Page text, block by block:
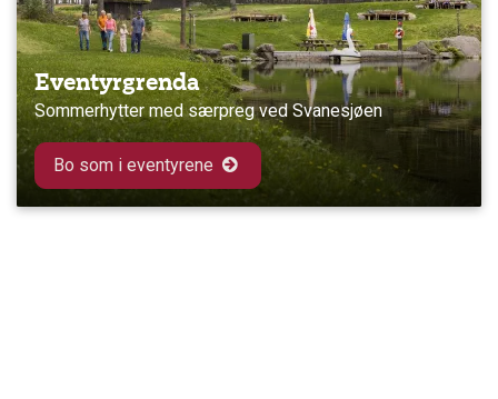
Eventyrgrenda
Sommerhytter med særpreg ved Svanesjøen
Bo som i eventyrene